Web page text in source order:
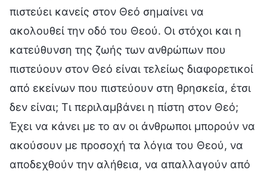
πιστεύει κανείς στον Θεό σημαίνει να
ακολουθεί την οδό του Θεού. Οι στόχοι και η
κατεύθυνση της ζωής των ανθρώπων που
πιστεύουν στον Θεό είναι τελείως διαφορετικοί
από εκείνων που πιστεύουν στη θρησκεία, έτσι
δεν είναι; Τι περιλαμβάνει η πίστη στον Θεό;
Έχει να κάνει με το αν οι άνθρωποι μπορούν να
ακούσουν με προσοχή τα λόγια του Θεού, να
αποδεχθούν την αλήθεια, να απαλλαγούν από